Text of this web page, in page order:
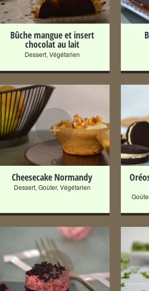
Bûche mangue et insert
chocolat au lait
Dessert, Végétarien
+
Cheesecake Normandy
Dessert, Goûter, Végétarien
+